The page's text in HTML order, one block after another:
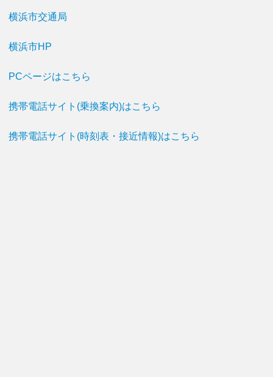
横浜市交通局
横浜市HP
PCページはこちら
携帯電話サイト(乗換案内)はこちら
携帯電話サイト(時刻表・接近情報)はこちら